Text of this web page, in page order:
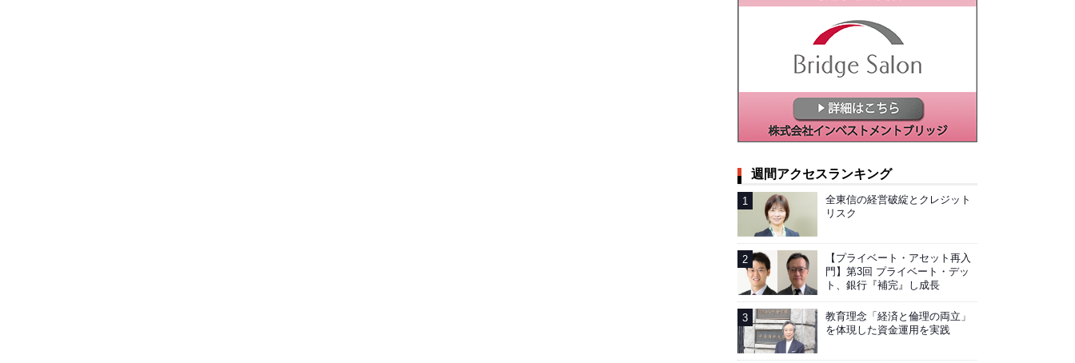
週間アクセスランキング
全東信の経営破綻とクレジット
リスク
【プライベート・アセット再入
門】第3回 プライベート・デッ
ト、銀行『補完』し成長
教育理念「経済と倫理の両立」
を体現した資金運用を実践